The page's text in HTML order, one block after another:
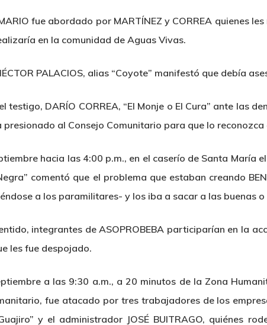
fue abordado por MARTÍNEZ y CORREA quienes
en la comunidad de Aguas Vivas.
PALACIOS, alias “Coyote” manifestó que debía
testigo, DARÍO CORREA, “El Monje o El Cura” ante las
presionado al Consejo Comunitario para que lo
hacia las 4:00 p.m., en el caserío de Santa María
comentó que el problema que estaban creando
a los paramilitares- y los iba a sacar a las buenas o
integrantes de ASOPROBEBA participarían en la
les fue despojado.
a las 9:30 a.m., a 20 minutos de la Zona
fue atacado por tres trabajadores de los
y el administrador JOSÉ BUITRAGO, quiénes